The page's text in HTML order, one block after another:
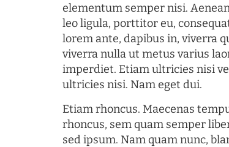
elementum semper nisi.
leo ligula, porttitor eu,
lorem ante, dapibus in, viverra
viverra nulla ut metus varius
imperdiet. Etiam ultricies nisi
ultricies nisi. Nam eget dui.
Etiam rhoncus. Maecenas
rhoncus, sem quam semper
sed ipsum. Nam quam nunc,